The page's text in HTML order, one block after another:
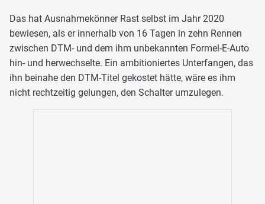
Das hat Ausnahmekönner Rast selbst im Jahr 2020
bewiesen, als er innerhalb von 16 Tagen in zehn Rennen
zwischen DTM- und dem ihm unbekannten Formel-E-Auto
hin- und herwechselte. Ein ambitioniertes Unterfangen, das
ihn beinahe den DTM-Titel gekostet hätte, wäre es ihm
nicht rechtzeitig gelungen, den Schalter umzulegen.